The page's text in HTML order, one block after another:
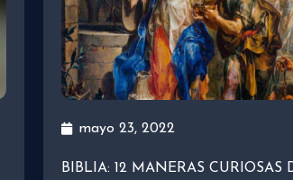
mayo 23, 2022
BIBLIA: 12 MANERAS CURIOSAS